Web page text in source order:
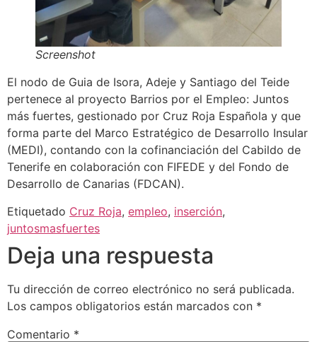
Screenshot
El nodo de Guia de Isora, Adeje y Santiago del Teide
pertenece al proyecto Barrios por el Empleo: Juntos
más fuertes, gestionado por Cruz Roja Española y que
forma parte del Marco Estratégico de Desarrollo Insular
(MEDI), contando con la cofinanciación del Cabildo de
Tenerife en colaboración con FIFEDE y del Fondo de
Desarrollo de Canarias (FDCAN).
Etiquetado Cruz Roja, empleo, inserción,
juntosmasfuertes
Deja una respuesta
Tu dirección de correo electrónico no será publicada.
Los campos obligatorios están marcados con *
Comentario *